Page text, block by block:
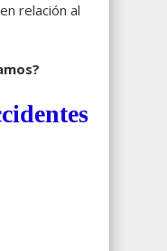
relación al